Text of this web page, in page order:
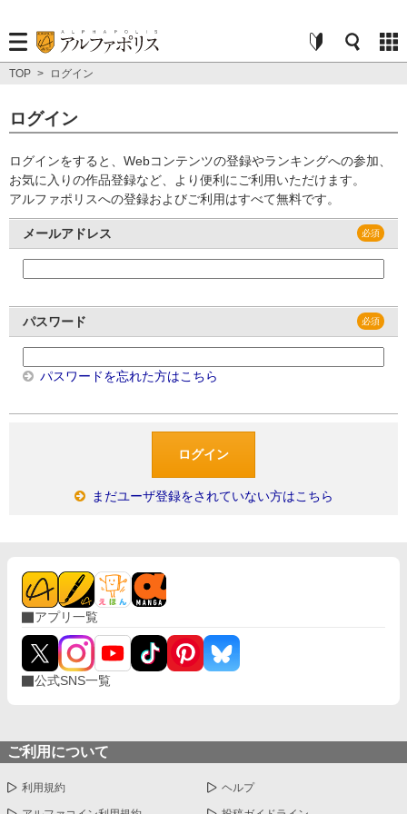
TOP > ログイン
ログイン
ログインをすると、Webコンテンツの登録やランキングへの参加、
お気に入りの作品登録など、より便利にご利用いただけます。
アルファポリスへの登録およびご利用はすべて無料です。
メールアドレス
パスワード
パスワードを忘れた方はこちら
まだユーザ登録をされていない方はこちら
アプリ一覧
公式SNS一覧
ご利用について
利用規約 ヘルプ